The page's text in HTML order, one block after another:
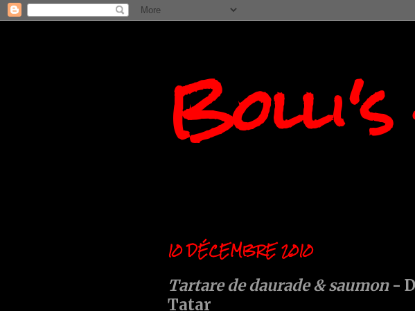
Bolli's
10 DÉCEMBRE 2010
Tartare de daurade & saumon-
Tatar